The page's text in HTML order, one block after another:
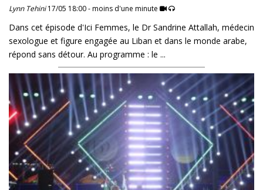
Lynn Tehini17/05 18:00 - moins d'une minute
Dans cet épisode d'Ici Femmes, le Dr Sandrine Attallah, médecin
sexologue et figure engagée au Liban et dans le monde arabe,
répond sans détour. Au programme : le ...